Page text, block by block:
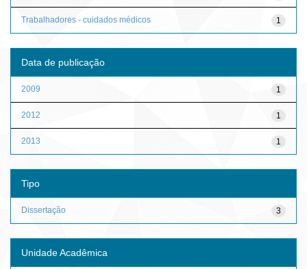
1
Trabalhadores - cuidados médicos
Data de publicação
1
2009
1
2012
1
2013
Tipo
3
Dissertação
Unidade Acadêmica